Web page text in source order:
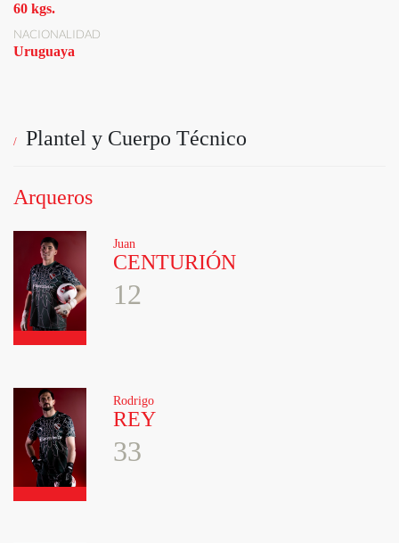
60 kgs.
NACIONALIDAD
Uruguaya
Plantel y Cuerpo Técnico
Arqueros
Juan
CENTURIÓN
12
Rodrigo
REY
33